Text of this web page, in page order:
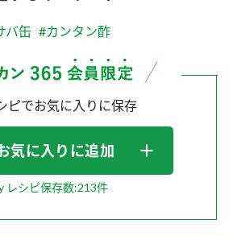
バ缶 #カンタン酢
ピでお気に入りに保存
気に入りに追加
レシピ保存数:213件